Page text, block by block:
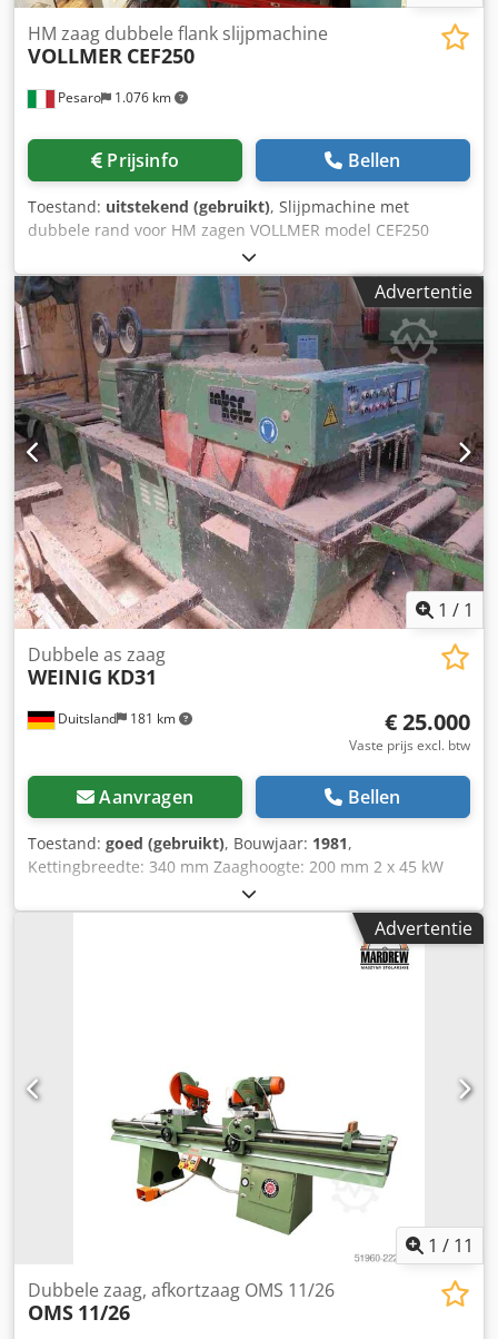
Pesaro 1.076 km
HM zaag dubbele flank slijpmachine
VOLLMER CEF250
Prijsinfo Bellen
Toestand: uitstekend (gebruikt), Slijpmachine met
dubbele rand voor HM zagen VOLLMER model CEF250
Advertentie
1 / 1
Duitsland 181 km
Dubbele as zaag
WEINIG KD31
€ 25.000
Vaste prijs excl. btw
Aanvragen Bellen
Toestand: goed (gebruikt), Bouwjaar: 1981,
Kettingbreedte: 340 mm Zaaghoogte: 200 mm 2 x 45 kW
motoren Asdiameter: 65 mm Elektrische hoogteverstelling
Voeding variabel instelbaar via frequentieregelaar
Inclusief 3 extra zaagbusjes en veel afstandsringen Staat
nog demonstratieklaar in een klein bedrijf, technisch in
Advertentie
1 / 11
Dubbele zaag, afkortzaag OMS 11/26
OMS 11/26